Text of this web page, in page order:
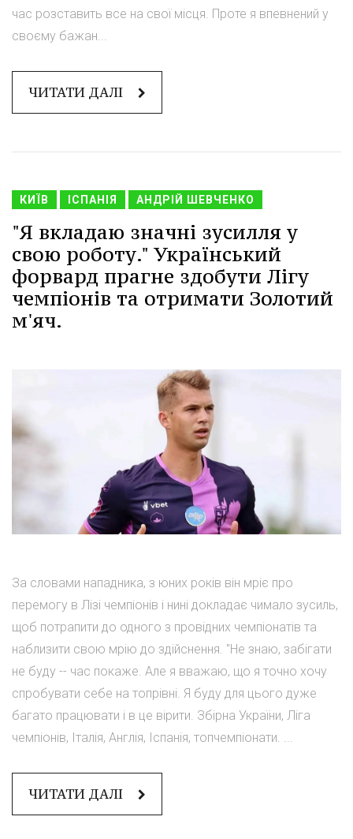
час розставить все на свої місця. Проте я впевнений у
своєму бажан...
ЧИТАТИ ДАЛІ
КИЇВ ІСПАНІЯ АНДРІЙ ШЕВЧЕНКО
"Я вкладаю значні зусилля у
свою роботу." Український
форвард прагне здобути Лігу
чемпіонів та отримати Золотий
м'яч.
За словами нападника, з юних років він мріє про
перемогу в Лізі чемпіонів і нині докладає чимало зусиль,
щоб потрапити до одного з провідних чемпіонатів та
наблизити свою мрію до здійснення. "Не знаю, забігати
не буду -- час покаже. Але я вважаю, що я точно хочу
спробувати себе на топрівні. Я буду для цього дуже
багато працювати і в це вірити. Збірна України, Ліга
чемпіонів, Італія, Англія, Іспанія, топчемпіонати. ...
ЧИТАТИ ДАЛІ